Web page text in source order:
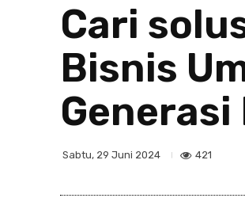
Cari
Bisnis
Sabtu, 29 Juni 2024 421